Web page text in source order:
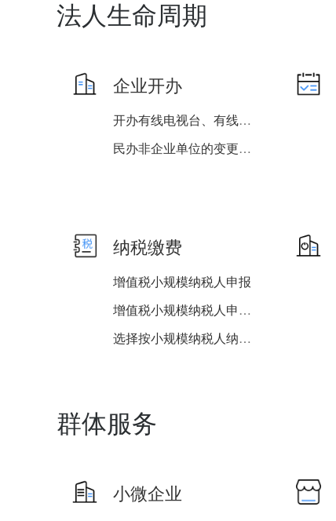
法人生命周期
企业开办
开办有线电视台、有线电视...
民办非企业单位的变更登记...
纳税缴费
增值税小规模纳税人申报
增值税小规模纳税人申报（...
选择按小规模纳税人纳税的...
群体服务
小微企业